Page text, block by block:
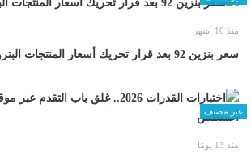
منذ 10 أشهر
سعر بنزين 92 بعد قرار تحريك أسعار المنتجات البترولية
غير مصنف
منذ 13 يومًا